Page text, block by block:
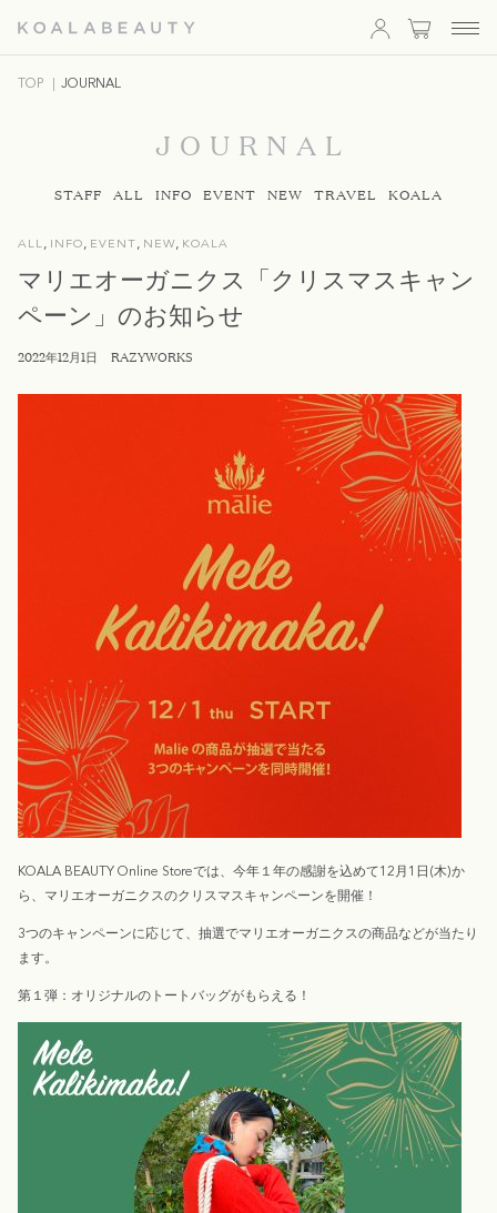
KOALA
TOP JOURNAL
JOURNAL
STAFF ALL INFO EVENT NEW TRAVEL KOALA
ALL, INFO, EVENT, NEW, KOALA
マリエオーガニクス「クリスマスキャン
ペーン」のお知らせ
2022年12月1日 RAZYWORKS
KOALA BEAUTY Online Storeでは、今年１年の感謝を込めて12月1日(木)か
ら、マリエオーガニクスのクリスマスキャンペーンを開催！
3つのキャンペーンに応じて、抽選でマリエオーガニクスの商品などが当たり
ます。
第１弾：オリジナルのトートバッグがもらえる！